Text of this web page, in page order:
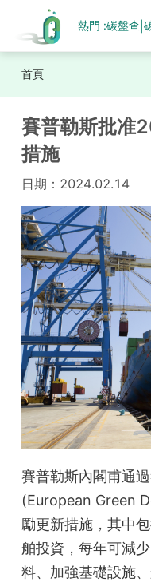
熱門 :碳盤查
首頁
賽普勒斯批准
措施
日期： 2024.02.14
賽普勒斯內閣甫通
(European Green
勵更新措施，其中
舶投資，每年可減
料、加強基礎設施